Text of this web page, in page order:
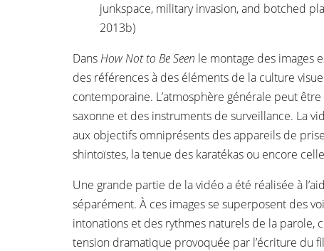
junkspace, military invasion, and botched
2013b)
DansHow Not to Be Seen le montage des images
des références à des éléments de la culture
contemporaine. L’atmosphère générale peut
saxonne et des instruments de surveillance. La
aux objectifs omniprésents des appareils de
shintoïstes, la tenue des karatékas ou encore
Une grande partie de la vidéo a été réalisée à
séparément. À ces images se superposent des
intonations et des rythmes naturels de la parole,
tension dramatique provoquée par l’écriture du